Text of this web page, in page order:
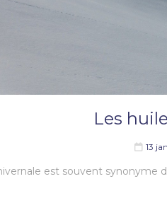
Les
13
est souvent synonyme